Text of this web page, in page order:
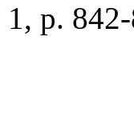
1, p.